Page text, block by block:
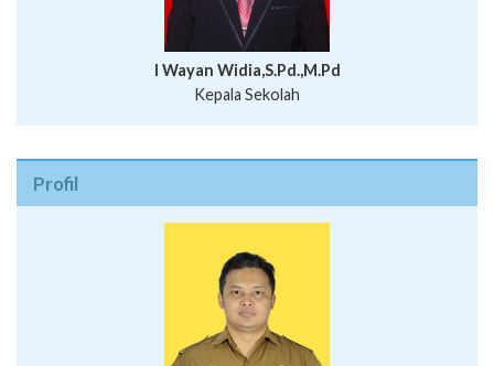
I Wayan Widia,S.Pd.,M.Pd
Kepala Sekolah
Profil